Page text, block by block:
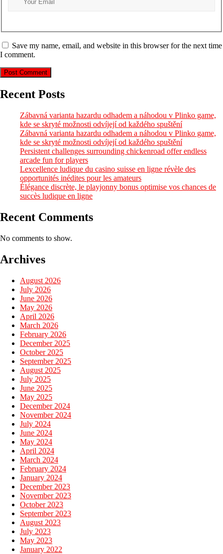
Save my name, email, and website in this browser for the next time
I comment.
Recent Posts
Zábavná varianta hazardu odhadem a náhodou v Plinko game,
kde se skryté možnosti odvíjejí od každého spuštění
Zábavná varianta hazardu odhadem a náhodou v Plinko game,
kde se skryté možnosti odvíjejí od každého spuštění
Persistent challenges surrounding chickenroad offer endless
arcade fun for players
Lexcellence ludique du casino suisse en ligne révèle des
opportunités inédites pour les amateurs
Élégance discrète, le playjonny bonus optimise vos chances de
succès ludique en ligne
Recent Comments
No comments to show.
Archives
August 2026
July 2026
June 2026
May 2026
April 2026
March 2026
February 2026
December 2025
October 2025
September 2025
August 2025
July 2025
June 2025
May 2025
December 2024
November 2024
July 2024
June 2024
May 2024
April 2024
March 2024
February 2024
January 2024
December 2023
November 2023
October 2023
September 2023
August 2023
July 2023
May 2023
January 2022